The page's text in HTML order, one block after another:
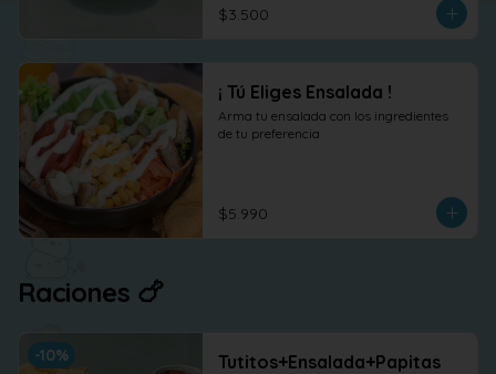
$3.500
¡ Tú Eliges Ensalada !
Arma tu ensalada con los ingredientes
de tu preferencia
$5.990
Raciones 🍗
-10% Tutitos+Ensalada+Papitas